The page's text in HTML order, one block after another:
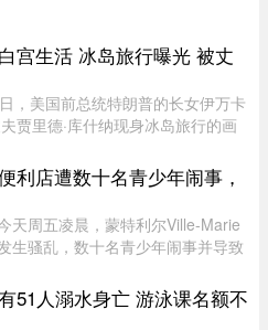
宫生活 冰岛旅行曝光 被丈
，美国前总统特朗普的长女伊万卡
贾里德·库什纳现身冰岛旅行的画
里德来了一个“公主抱”，两个人就
般。现 ...
利店遭数十名青少年闹事，
天周五凌晨，蒙特利尔Ville-Marie
生骚乱，数十名青少年闹事并导致
des feux Loto-
后一场活动 ...
51人溺水身亡 游泳课名额不